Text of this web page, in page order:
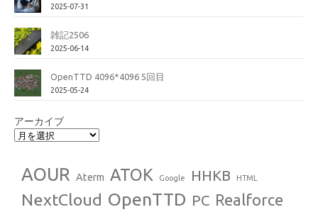
2025-07-31
雑記2506
2025-06-14
OpenTTD 4096*4096 5回目
2025-05-24
アーカイブ
AOUR Aterm ATOK Google HHKB HTML
NextCloud OpenTTD PC Realforce